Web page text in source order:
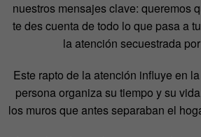
nuestros mensajes clave: queremos
te des cuenta de todo lo que pasa a
la atención secuestrada
Este rapto de la atención influye en
persona organiza su tiempo y su
los muros que antes separaban el